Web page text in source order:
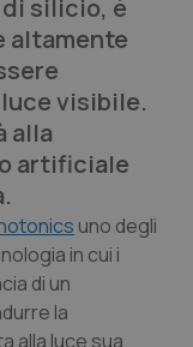
silicio, è
altamente
visibile.
alla
artificiale
uno degli
in cui i
di un
la
alla luce sua